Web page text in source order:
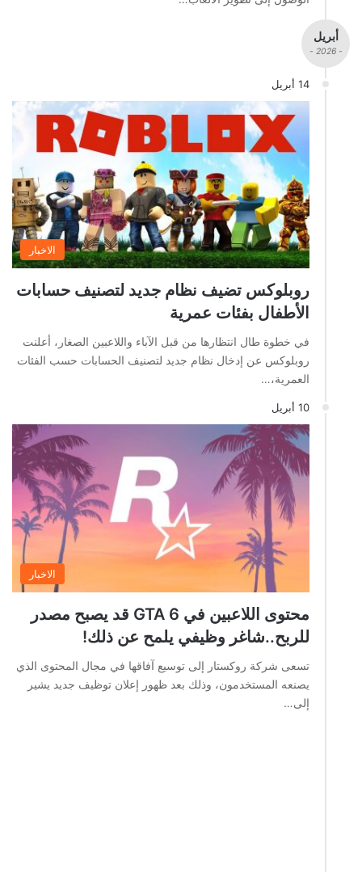
أبريل
- 2026 -
14 أبريل
الاخبار
روبلوكس تضيف نظام جديد لتصنيف حسابات
الأطفال بفئات عمرية
في خطوة طال انتظارها من قبل الآباء واللاعبين الصغار، أعلنت
روبلوكس عن إدخال نظام جديد لتصنيف الحسابات حسب الفئات
العمرية،…
10 أبريل
الاخبار
محتوى اللاعبين في GTA 6 قد يصبح مصدر
للربح..شاغر وظيفي يلمح عن ذلك!
تسعى شركة روكستار إلى توسيع آفاقها في مجال المحتوى الذي
يصنعه المستخدمون، وذلك بعد ظهور إعلان توظيف جديد يشير
إلى…